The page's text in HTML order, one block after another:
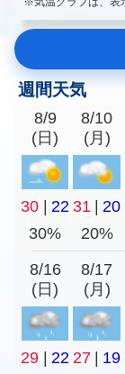
週間天気
8/9
(日)
8/10
(月)
30 | 22 31 | 20
30%
20%
8/16
(日)
8/17
(月)
29 | 22 27 | 19